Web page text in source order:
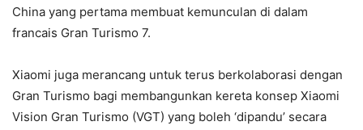
China yang pertama membuat kemunculan di dalam
francais Gran Turismo 7.
Xiaomi juga merancang untuk terus berkolaborasi dengan
Gran Turismo bagi membangunkan kereta konsep Xiaomi
Vision Gran Turismo (VGT) yang boleh ‘dipandu’ secara